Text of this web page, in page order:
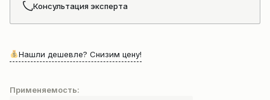
Консультация эксперта
Нашли дешевле? Снизим цену!
Применяемость: